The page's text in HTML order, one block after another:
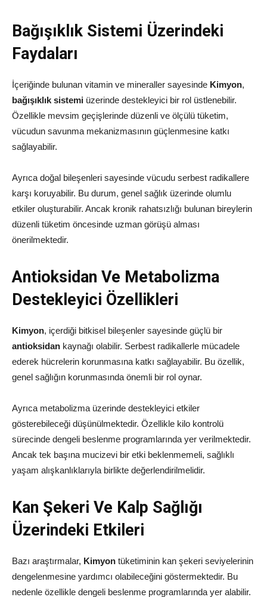
Bağışıklık Sistemi Üzerindeki
Faydaları
İçeriğinde bulunan vitamin ve mineraller sayesinde Kimyon,
bağışıklık sistemi üzerinde destekleyici bir rol üstlenebilir.
Özellikle mevsim geçişlerinde düzenli ve ölçülü tüketim,
vücudun savunma mekanizmasının güçlenmesine katkı
sağlayabilir.
Ayrıca doğal bileşenleri sayesinde vücudu serbest radikallere
karşı koruyabilir. Bu durum, genel sağlık üzerinde olumlu
etkiler oluşturabilir. Ancak kronik rahatsızlığı bulunan bireylerin
düzenli tüketim öncesinde uzman görüşü alması
önerilmektedir.
Antioksidan Ve Metabolizma
Destekleyici Özellikleri
Kimyon, içerdiği bitkisel bileşenler sayesinde güçlü bir
antioksidan kaynağı olabilir. Serbest radikallerle mücadele
ederek hücrelerin korunmasına katkı sağlayabilir. Bu özellik,
genel sağlığın korunmasında önemli bir rol oynar.
Ayrıca metabolizma üzerinde destekleyici etkiler
gösterebileceği düşünülmektedir. Özellikle kilo kontrolü
sürecinde dengeli beslenme programlarında yer verilmektedir.
Ancak tek başına mucizevi bir etki beklenmemeli, sağlıklı
yaşam alışkanlıklarıyla birlikte değerlendirilmelidir.
Kan Şekeri Ve Kalp Sağlığı
Üzerindeki Etkileri
Bazı araştırmalar, Kimyon tüketiminin kan şekeri seviyelerinin
dengelenmesine yardımcı olabileceğini göstermektedir. Bu
nedenle özellikle dengeli beslenme programlarında yer alabilir.